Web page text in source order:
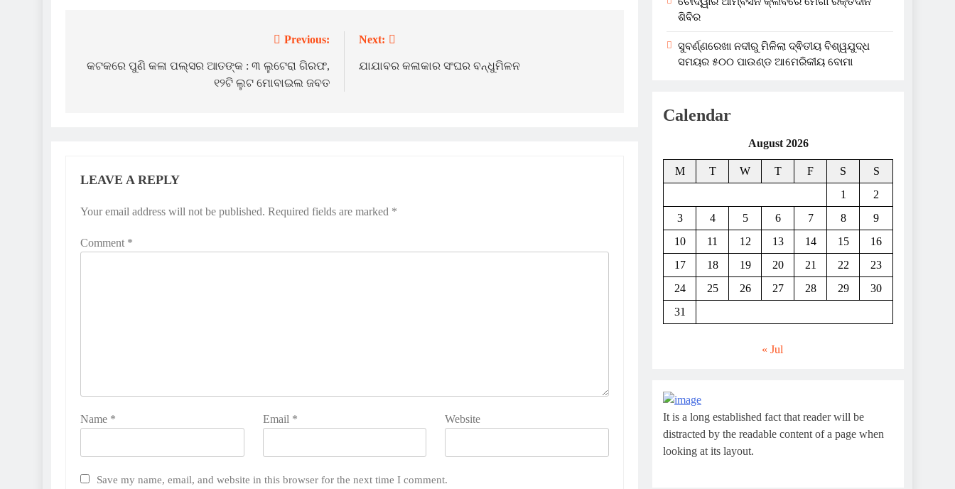
navigation
Previous:
କଟକରେ ପୁଣି କଳା ପଲ୍‌ସର ଆତଙ୍କ : ୩ ଲୁଟେରା ଗିରଫ,
୧୨ଟି ଲୁଟ ମୋବାଇଲ ଜବତ
Next:
ଯାଯାବର କଳାକାର ସଂଘର ବନ୍ଧୁମିଳନ
LEAVE A REPLY
Your email address will not be published. Required fields are marked *
Comment *
Name * Email * Website
Save my name, email, and website in this browser for the next time I comment.
ଶିବିର
ସୁବର୍ଣ୍ଣରେଖା ନଦୀରୁ ମିଳିଲା ଦ୍ଵିତୀୟ ବିଶ୍ୱଯୁଦ୍ଧ
ସମୟର ୫୦୦ ପାଉଣ୍ଡ ଆମେରିକୀୟ ବୋମା
Calendar
August 2026
M T W T F S
S
1
2
3
4 5 6 7 8
9
10
11 12 13 14 15
16
17
18 19 20 21 22
23
24
25 26 27 28 29
30
31
« Jul
It is a long established fact that reader will be
distracted by the readable content of a page when
looking at its layout.